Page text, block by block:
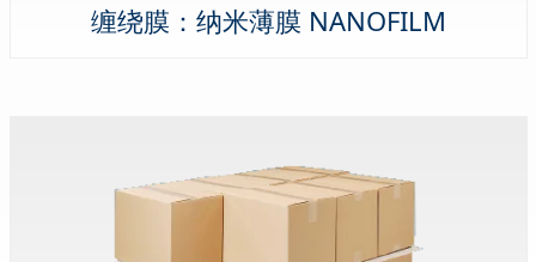
缠绕膜：纳米薄膜 NANOFILM